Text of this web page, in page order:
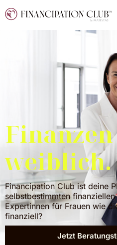
weiblich.
Financipation Club ist deine
selbstbestimmten
Expertinnen für Frauen wie
finanziell?
Jetzt